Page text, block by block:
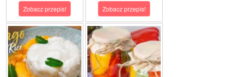
Zobacz przepis! Zobacz przepis!